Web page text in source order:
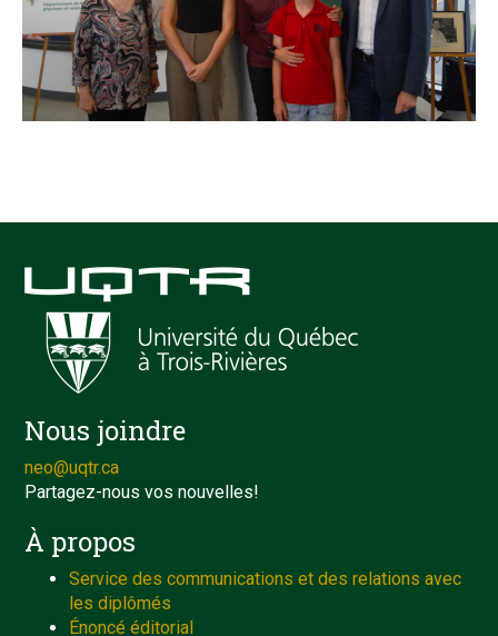
Nous joindre
neo@uqtr.ca
Partagez-nous vos nouvelles!
À propos
Service des communications et des relations avec
les diplômés
Énoncé éditorial